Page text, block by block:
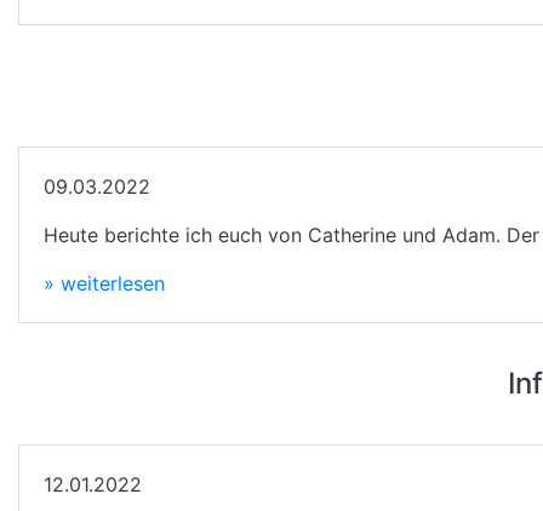
09.03.2022
Heute berichte ich euch von Catherine und Adam.
» weiterlesen
12.01.2022